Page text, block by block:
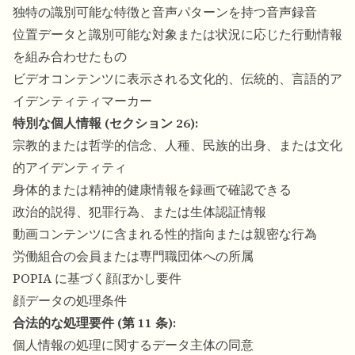
独特の識別可能な特徴と音声パターンを持つ音声録音
位置データと識別可能な対象または状況に応じた行動情報
を組み合わせたもの
ビデオコンテンツに表示される文化的、伝統的、言語的ア
イデンティティマーカー
特別な個人情報 (セクション 26):
宗教的または哲学的信念、人種、民族的出身、または文化
的アイデンティティ
身体的または精神的健康情報を録画で確認できる
政治的説得、犯罪行為、または生体認証情報
動画コンテンツに含まれる性的指向または親密な行為
労働組合の会員または専門職団体への所属
POPIA に基づく顔ぼかし要件
顔データの処理条件
合法的な処理要件 (第 11 条):
個人情報の処理に関するデータ主体の同意